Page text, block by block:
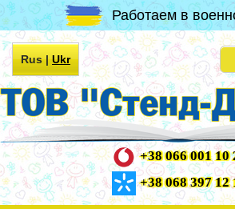
Работаем в
Rus|Ukr
+38 066 001 10
+38 068 397 12